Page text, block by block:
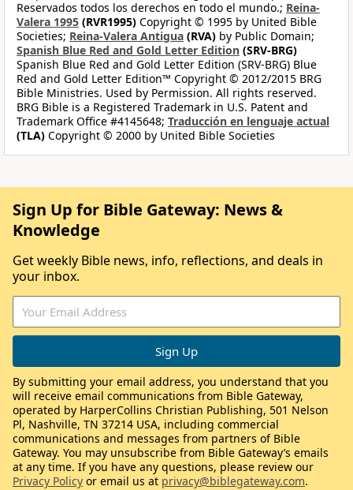
Reservados todos los derechos en todo el mundo.; Reina-
Valera 1995 (RVR1995) Copyright © 1995 by United Bible
Societies; Reina-Valera Antigua (RVA) by Public Domain;
Spanish Blue Red and Gold Letter Edition (SRV-BRG)
Spanish Blue Red and Gold Letter Edition (SRV-BRG) Blue
Red and Gold Letter Edition™ Copyright © 2012/2015 BRG
Bible Ministries. Used by Permission. All rights reserved.
BRG Bible is a Registered Trademark in U.S. Patent and
Trademark Office #4145648; Traducción en lenguaje actual
(TLA) Copyright © 2000 by United Bible Societies
Sign Up for Bible Gateway: News &
Knowledge
Get weekly Bible news, info, reflections, and deals in
your inbox.
By submitting your email address, you understand that you
will receive email communications from Bible Gateway,
operated by HarperCollins Christian Publishing, 501 Nelson
Pl, Nashville, TN 37214 USA, including commercial
communications and messages from partners of Bible
Gateway. You may unsubscribe from Bible Gateway’s emails
at any time. If you have any questions, please review our
Privacy Policy or email us at privacy@biblegateway.com.